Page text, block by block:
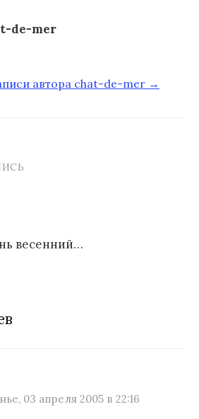
de-mer
автора chat-de-mer →
весенний…
03 апреля 2005 в 22:16